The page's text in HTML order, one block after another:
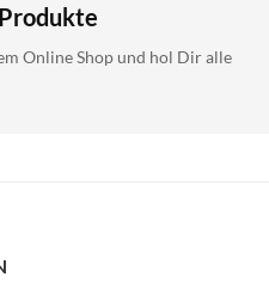
Online Shop und hol Dir alle